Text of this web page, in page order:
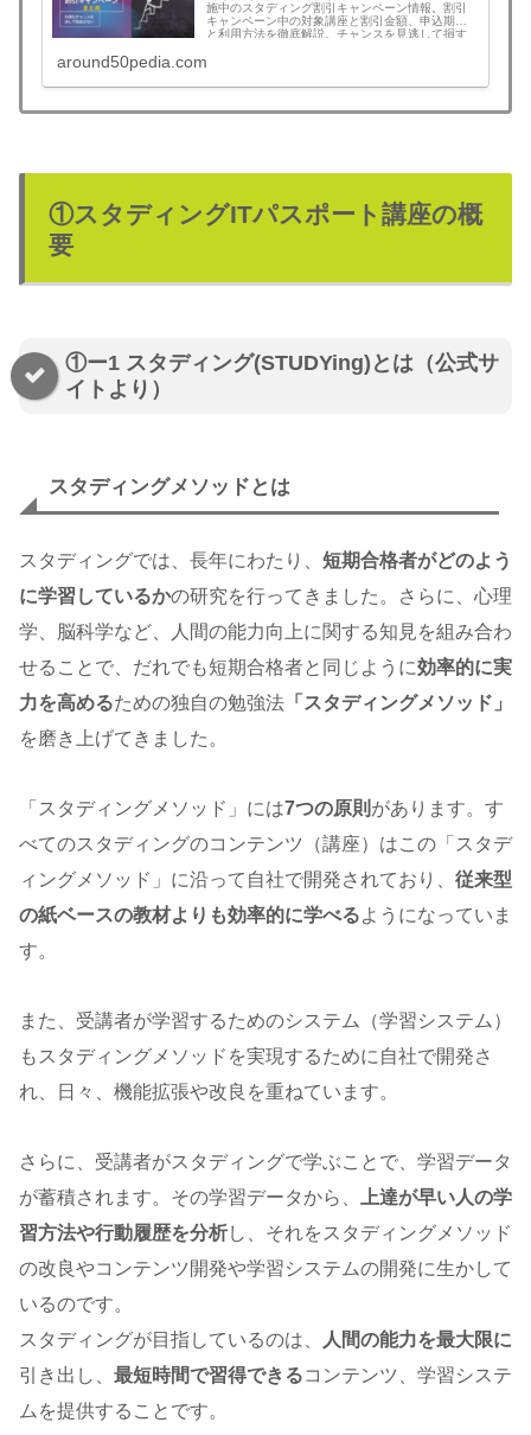
施中のスタディング割引キャンペーン情報。割引
キャンペーン中の対象講座と割引金額、申込期限
と利用方法を徹底解説。チャンスを見逃して損す
認会計士、社労士、中小企業診断士、行政書士、
者など！割引キャンペーンの年間回数と割引額目
around50pedia.com
①スタディングITパスポート講座の概
要
①ー1 スタディング(STUDYing)とは（公式サ
イトより）
スタディングメソッドとは
スタディングでは、長年にわたり、 短期合格者がどのよう
に学習しているかの研究を行ってきました。さらに、心理
学、脳科学など、人間の能力向上に関する知見を組み合わ
せることで、だれでも短期合格者と同じように効率的に実
力を高めるための独自の勉強法 「スタディングメソッド」
を磨き上げてきました。
「スタディングメソッド」には7つの原則 があります。す
べてのスタディングのコンテンツ（講座）はこの「スタデ
ィングメソッド」に沿って自社で開発されており、 従来型
の紙ベースの教材よりも効率的に学べるようになっていま
す。
また、受講者が学習するためのシステム（学習システム）
もスタディングメソッドを実現するために自社で開発さ
れ、日々、機能拡張や改良を重ねています。
さらに、受講者がスタディングで学ぶことで、学習データ
が蓄積されます。その学習データから、
上達が早い人の学
習方法や行動履歴を分析し、それをスタディングメソッド
の改良やコンテンツ開発や学習システムの開発に生かして
いるのです。
スタディングが目指しているのは、
人間の能力を最大限に
引き出し、 最短時間で習得できるコンテンツ、学習システ
ムを提供することです。